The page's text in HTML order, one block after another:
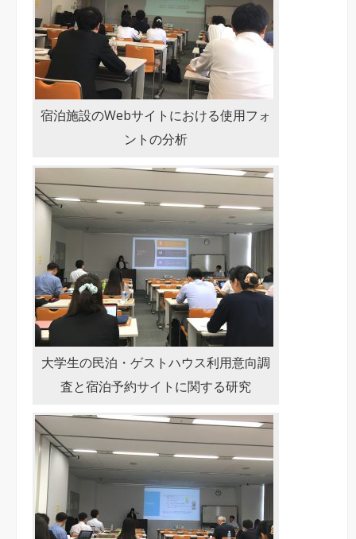
宿泊施設のWebサイトにおける使用フォ
ントの分析
大学生の民泊・ゲストハウス利用意向調
査と宿泊予約サイトに関する研究